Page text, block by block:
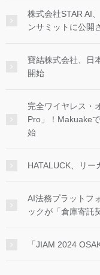
株式会社STAR AI
ンサミットに公開
寶結株式会社、日
開始
完全ワイヤレス・
Pro」！Makuake
始
HATALUCK、リ
AI法務プラットフ
ックが「倉庫寄託
「JIAM 2024